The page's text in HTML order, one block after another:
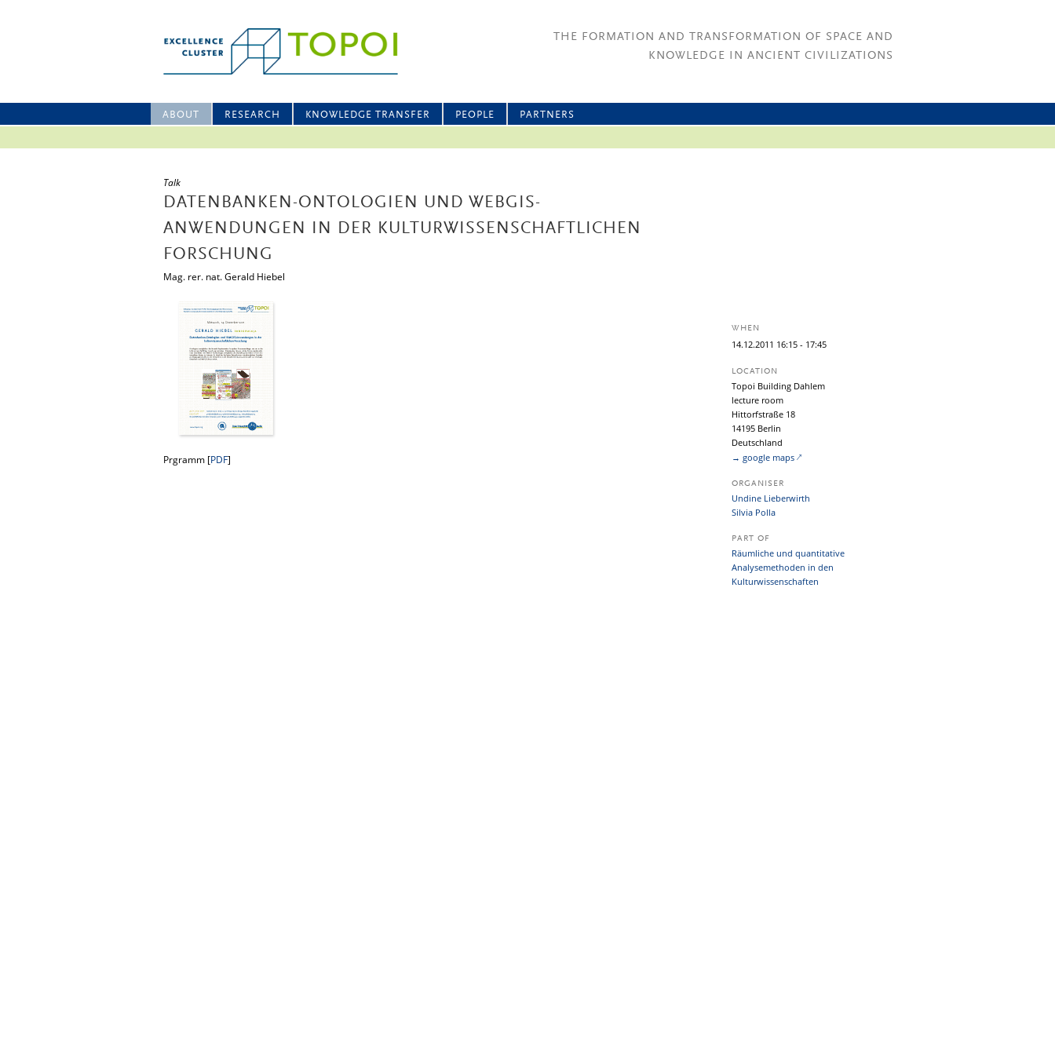
THE FORMATION AND TRANSFORMATION OF SPACE AND
KNOWLEDGE IN ANCIENT CIVILIZATIONS
ABOUT RESEARCH KNOWLEDGE TRANSFER PEOPLE PARTNERS
Talk
DATENBANKEN-ONTOLOGIEN UND WEBGIS-
ANWENDUNGEN IN DER KULTURWISSENSCHAFTLICHEN
FORSCHUNG
Mag. rer. nat. Gerald Hiebel
Prgramm [PDF]
WHEN
14.12.2011 16:15 - 17:45
LOCATION
Topoi Building Dahlem
lecture room
Hittorfstraße 18
14195 Berlin
Deutschland
→ google maps
ORGANISER
Undine Lieberwirth
Silvia Polla
PART OF
Räumliche und quantitative
Analysemethoden in den
Kulturwissenschaften